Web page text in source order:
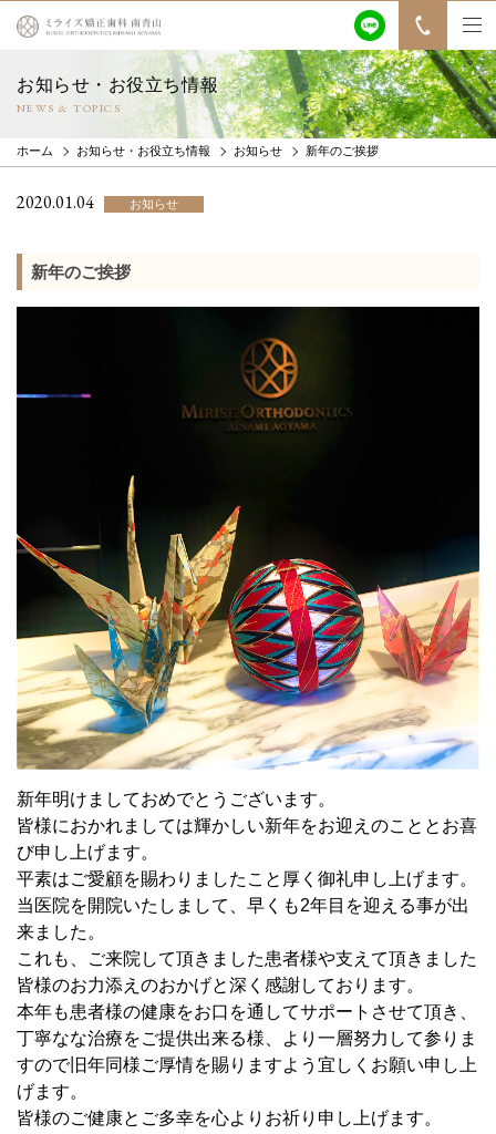
お知らせ・お役立ち情報
NEWS & TOPICS
ホーム お知らせ・お役立ち情報 お知らせ 新年のご挨拶
2020.01.04 お知らせ
新年のご挨拶
新年明けましておめでとうございます。
皆様におかれましては輝かしい新年をお迎えのこととお喜
び申し上げます。
平素はご愛顧を賜わりましたこと厚く御礼申し上げます。
当医院を開院いたしまして、早くも2年目を迎える事が出
来ました。
これも、ご来院して頂きました患者様や支えて頂きました
皆様のお力添えのおかげと深く感謝しております。
本年も患者様の健康をお口を通してサポートさせて頂き、
丁寧なな治療をご提供出来る様、より一層努力して参りま
すので旧年同様ご厚情を賜りますよう宜しくお願い申し上
げます。
皆様のご健康とご多幸を心よりお祈り申し上げます。